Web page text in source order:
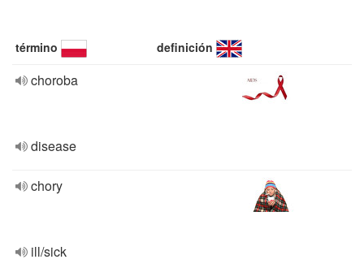
término definición
choroba
disease
chory
ill/sick